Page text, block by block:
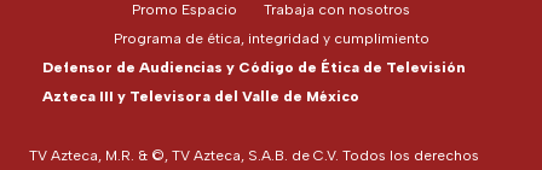
TV Azteca, M.R. & ©, TV Azteca, S.A.B. de C.V. Todos los derechos
Promo Espacio
Trabaja con nosotros
Programa de ética, integridad y cumplimiento
Defensor de Audiencias y Código de Ética de Televisión
Azteca III y Televisora del Valle de México